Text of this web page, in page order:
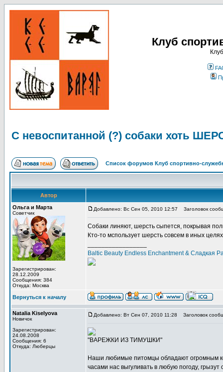
Клуб
С невоспитанной (?) собаки хоть
Список форумов Клуб спортивно-
Автор
Ольга и Марта
Советчик
Зарегистрирован:
28.12.2009
Сообщения: 384
Откуда: Москва
Добавлено: Вс Сен 05, 2010 12:57 Заголовок
Собаки линяют, шерсть сыпется, покрывая
Кто-то мспользует шерсть совсем в иных
Baltic Beauty Endless Enchantment & Сладкая
Вернуться к началу
Natalia Kiselyova
Новичок
Зарегистрирован:
24.08.2008
Сообщения: 6
Откуда: Люберцы
Добавлено: Вт Сен 07, 2010 11:28 Заголовок
"ВАРЕЖКИ ИЗ ТИМУШКИ"
Наши любимые питомцы обладают огромным
часами нас выгуливать в любую погоду,